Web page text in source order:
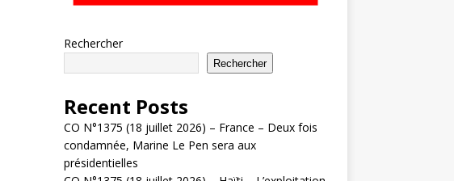
Rechercher
Rechercher
Recent Posts
CO N°1375 (18 juillet 2026) – France – Deux fois
condamnée, Marine Le Pen sera aux
présidentielles